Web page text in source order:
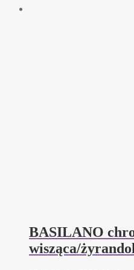
BASILANO
wisząca/